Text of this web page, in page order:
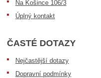
Na Košince 106/3
Úplný kontakt
ČASTÉ DOTAZY
Nejčastější dotazy
Dopravní podmínky